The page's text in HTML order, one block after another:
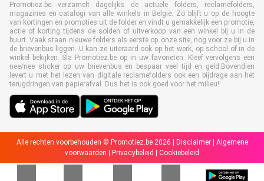
Promotiez.be verzamelt dagelijks de actuele folders, reclamefolders,
magazines en catalogi van alle winkels in België. Zo blijft u op de hoogte
van kortingen en promoties uit de folder en vindt u gemakkelijk een promotie,
actie of korting tijdens de solden of uitverkoop van een winkel bij u in de
buurt. Vaak staan nieuwe folders als eerste op onze site, nog voor ze bij u in
de brievenbus liggen. U kan ze uiteraard ook op het werk, op school of in de
winkel bekijken. Sla Promotiez.be op in uw favorieten. Kleef vervolgens een
nee/nee sticker op uw brievenbus en bespaar veel tijd en geld.Bovendien
levert u met het lezen van digitale reclamefolders ook een bijdrage aan het
terugdringen van papierafval. Dus het is ook goed voor het milieu!
Alle rechten voorbehouden © Promotiez.be 2026 | Disclaimer| Algemene
voorwaarden
Privacybeleid Cookiebeleid